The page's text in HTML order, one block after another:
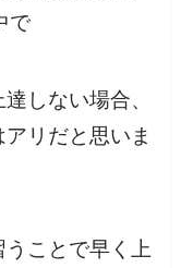
で
しない場合、
リだと思いま
ことで早く上